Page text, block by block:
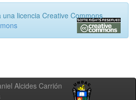
licencia Creative Commons
Alcides Carrión